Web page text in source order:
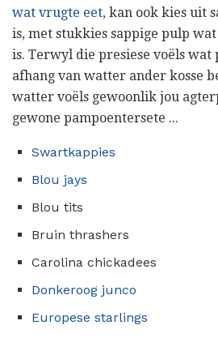
wat vrugte eet, kan ook kies uit
is, met stukkies sappige pulp wat
is. Terwyl die presiese voëls wat
afhang van watter ander kosse
watter voëls gewoonlik jou
gewone pampoentersete ...
Swartkappies
Blou jays
Blou tits
Bruin thrashers
Carolina chickadees
Donkeroog junco
Europese starlings